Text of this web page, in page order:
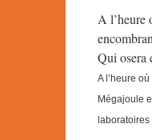
A l’heure
Qui osera
A l’heure
Mégajoule